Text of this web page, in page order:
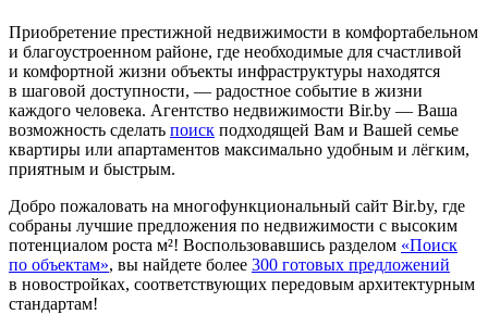
Приобретение престижной недвижимости в комфортабельном
и благоустроенном районе, где необходимые для счастливой
и комфортной жизни объекты инфраструктуры находятся
в шаговой доступности, — радостное событие в жизни
каждого человека. Агентство недвижимости Bir.by — Ваша
возможность сделать поиск подходящей Вам и Вашей семье
квартиры или апартаментов максимально удобным и лёгким,
приятным и быстрым.
Добро пожаловать на многофункциональный сайт Bir.by, где
собраны лучшие предложения по недвижимости с высоким
потенциалом роста м²! Воспользовавшись разделом «Поиск
по объектам», вы найдете более 300 готовых предложений
в новостройках, соответствующих передовым архитектурным
стандартам!